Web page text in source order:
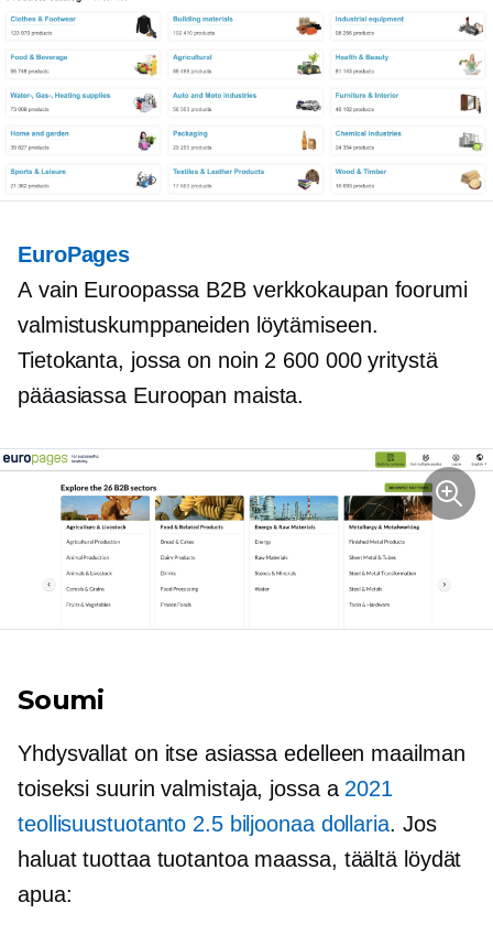
EuroPages
A vain Euroopassa B2B verkkokaupan foorumi
valmistuskumppaneiden löytämiseen.
Tietokanta, jossa on noin 2 600 000 yritystä
pääasiassa Euroopan maista.
Soumi
Yhdysvallat on itse asiassa edelleen maailman
toiseksi suurin valmistaja, jossa a 2021
teollisuustuotanto 2.5 biljoonaa dollaria. Jos
haluat tuottaa tuotantoa maassa, täältä löydät
apua: